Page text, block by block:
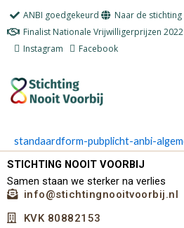
ANBI goedgekeurd
Naar de stichting
Finalist Nationale Vrijwilligerprijzen 2022
Instagram
Facebook
standaardform-pubplicht-anbi-
STICHTING NOOIT VOORBIJ
Samen staan we sterker na verlies
info@stichtingnooitvoorbij.nl
KVK 80882153